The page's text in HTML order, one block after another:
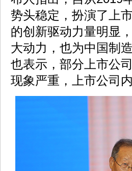
势头稳定，扮演了上
的创新驱动力量明显
大动力，也为中国制
也表示，部分上市公
现象严重，上市公司